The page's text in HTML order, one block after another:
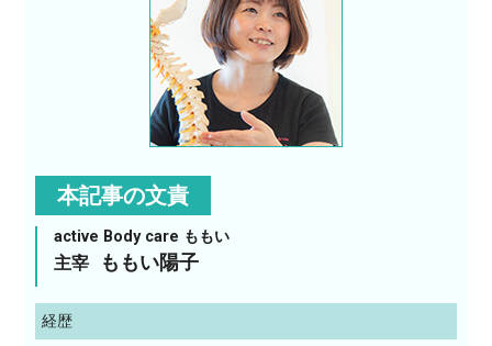
本記事の文責
active Body care ももい
主宰 ももい陽子
経歴